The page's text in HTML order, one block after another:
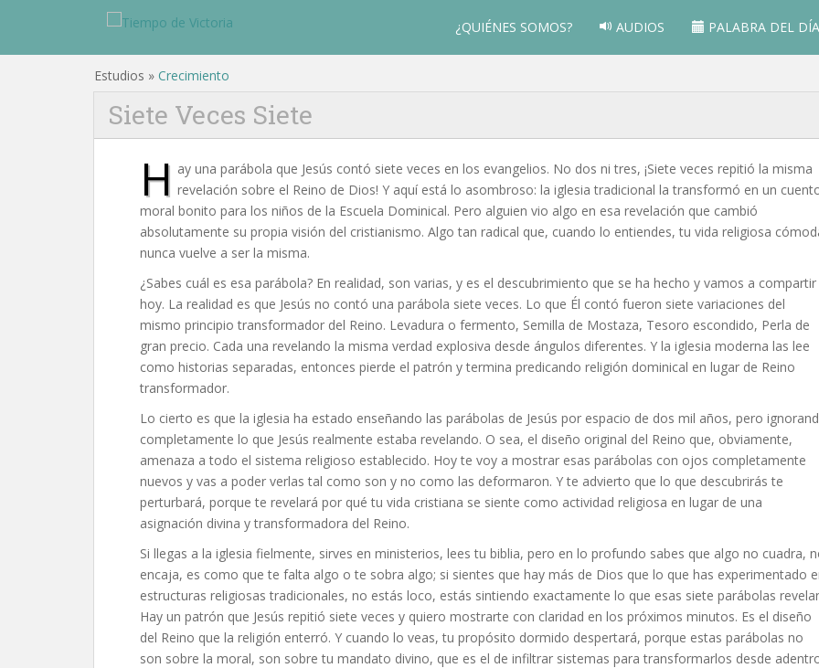
¿QUIÉNES SOMOS? AUDIOS PALABRA DEL DÍA
Estudios » Crecimiento
Siete Veces Siete
H ay una parábola que Jesús contó siete veces en los evangelios. No dos ni tres, ¡Siete veces repitió la misma
revelación sobre el Reino de Dios! Y aquí está lo asombroso: la iglesia tradicional la transformó en un
moral bonito para los niños de la Escuela Dominical. Pero alguien vio algo en esa revelación que cambió
absolutamente su propia visión del cristianismo. Algo tan radical que, cuando lo entiendes, tu vida religiosa
nunca vuelve a ser la misma.
¿Sabes cuál es esa parábola? En realidad, son varias, y es el descubrimiento que se ha hecho y vamos a compartir
hoy. La realidad es que Jesús no contó una parábola siete veces. Lo que Él contó fueron siete variaciones del
mismo principio transformador del Reino. Levadura o fermento, Semilla de Mostaza, Tesoro escondido, Perla de
gran precio. Cada una revelando la misma verdad explosiva desde ángulos diferentes. Y la iglesia moderna las lee
como historias separadas, entonces pierde el patrón y termina predicando religión dominical en lugar de Reino
transformador.
Lo cierto es que la iglesia ha estado enseñando las parábolas de Jesús por espacio de dos mil años, pero
completamente lo que Jesús realmente estaba revelando. O sea, el diseño original del Reino que, obviamente,
amenaza a todo el sistema religioso establecido. Hoy te voy a mostrar esas parábolas con ojos completamente
nuevos y vas a poder verlas tal como son y no como las deformaron. Y te advierto que lo que descubrirás te
perturbará, porque te revelará por qué tu vida cristiana se siente como actividad religiosa en lugar de una
asignación divina y transformadora del Reino.
Si llegas a la iglesia fielmente, sirves en ministerios, lees tu biblia, pero en lo profundo sabes que algo no cuadra,
encaja, es como que te falta algo o te sobra algo; si sientes que hay más de Dios que lo que has experimentado
estructuras religiosas tradicionales, no estás loco, estás sintiendo exactamente lo que esas siete parábolas
Hay un patrón que Jesús repitió siete veces y quiero mostrarte con claridad en los próximos minutos. Es el diseño
del Reino que la religión enterró. Y cuando lo veas, tu propósito dormido despertará, porque estas parábolas no
son sobre la moral, son sobre tu mandato divino, que es el de infiltrar sistemas para transformarlos desde